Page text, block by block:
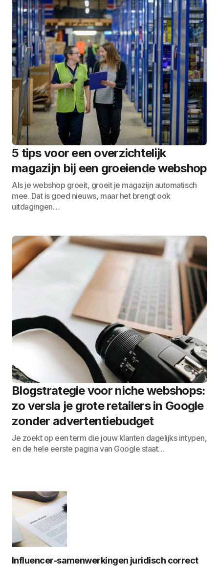
5 tips voor een overzichtelijk
magazijn bij een groeiende webshop
Als je webshop groeit, groeit je magazijn automatisch
mee. Dat is goed nieuws, maar het brengt ook
uitdagingen…
Blogstrategie voor niche webshops:
zo versla je grote retailers in Google
zonder advertentiebudget
Je zoekt op een term die jouw klanten dagelijks intypen,
en de hele eerste pagina van Google staat…
Influencer-samenwerkingen juridisch correct